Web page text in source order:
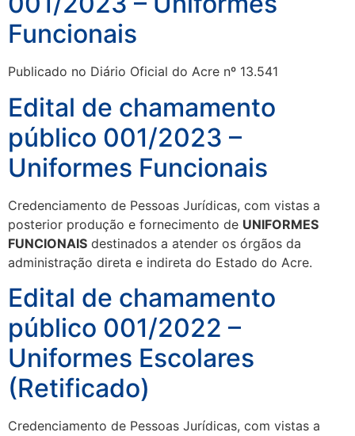
Funcionais
Publicado no Diário Oficial do Acre nº 13.541
Edital de chamamento
público 001/2023 –
Uniformes Funcionais
Credenciamento de Pessoas Jurídicas, com vistas a
posterior produção e fornecimento de UNIFORMES
FUNCIONAIS destinados a atender os órgãos da
administração direta e indireta do Estado do Acre.
Edital de chamamento
público 001/2022 –
Uniformes Escolares
(Retificado)
Credenciamento de Pessoas Jurídicas, com vistas a